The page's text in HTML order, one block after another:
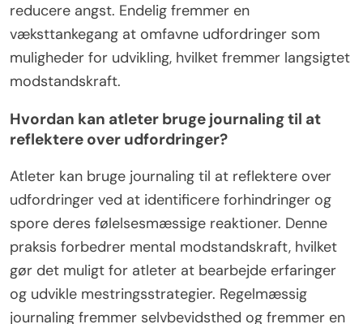
reducere angst. Endelig fremmer en
væksttankegang at omfavne udfordringer som
muligheder for udvikling, hvilket fremmer langsigtet
modstandskraft.
Hvordan kan atleter bruge journaling til at
reflektere over udfordringer?
Atleter kan bruge journaling til at reflektere over
udfordringer ved at identificere forhindringer og
spore deres følelsesmæssige reaktioner. Denne
praksis forbedrer mental modstandskraft, hvilket
gør det muligt for atleter at bearbejde erfaringer
og udvikle mestringsstrategier. Regelmæssig
journaling fremmer selvbevidsthed og fremmer en